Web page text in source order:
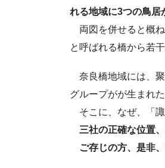
れる地域に3つの鳥居
両図を併せると概
と呼ばれる橋から若
奈良橋地域には、
グループがが生まれ
そこに、なぜ、「諏
三社の正確な位置
ご存じの方、是非、